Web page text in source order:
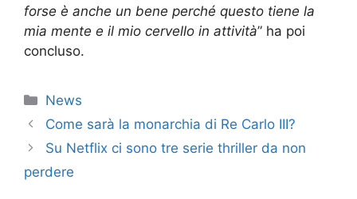
forse è anche un bene perché questo tiene la
mia mente e il mio cervello in attività” ha poi
concluso.
Categorie
News
Come sarà la monarchia di Re Carlo III?
Su Netflix ci sono tre serie thriller da non
perdere